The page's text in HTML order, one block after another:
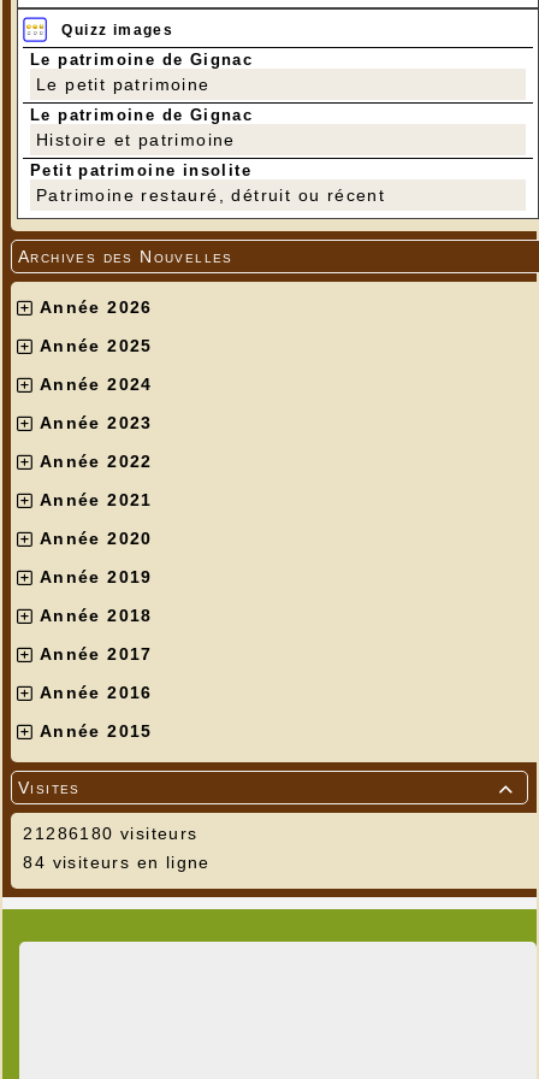
Quizz images
Le patrimoine de Gignac
Le petit patrimoine
Le patrimoine de Gignac
Histoire et patrimoine
Petit patrimoine insolite
Patrimoine restauré, détruit ou récent
Archives des Nouvelles
Année 2026
Année 2025
Année 2024
Année 2023
Année 2022
Année 2021
Année 2020
Année 2019
Année 2018
Année 2017
Année 2016
Année 2015

Visites
21286180 visiteurs
84 visiteurs en ligne